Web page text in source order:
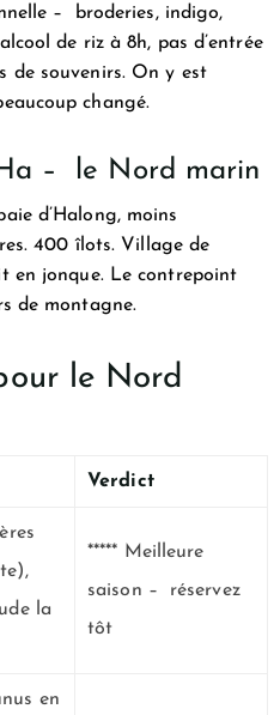
– broderies, indigo,
de riz à 8h, pas d’entrée
de souvenirs. On y est
changé.
– le Nord marin
d’Halong, moins
400 îlots. Village de
en jonque. Le contrepoint
de montagne.
le Nord
Verdict
la
***** Meilleure
saison – réservez
tôt
en